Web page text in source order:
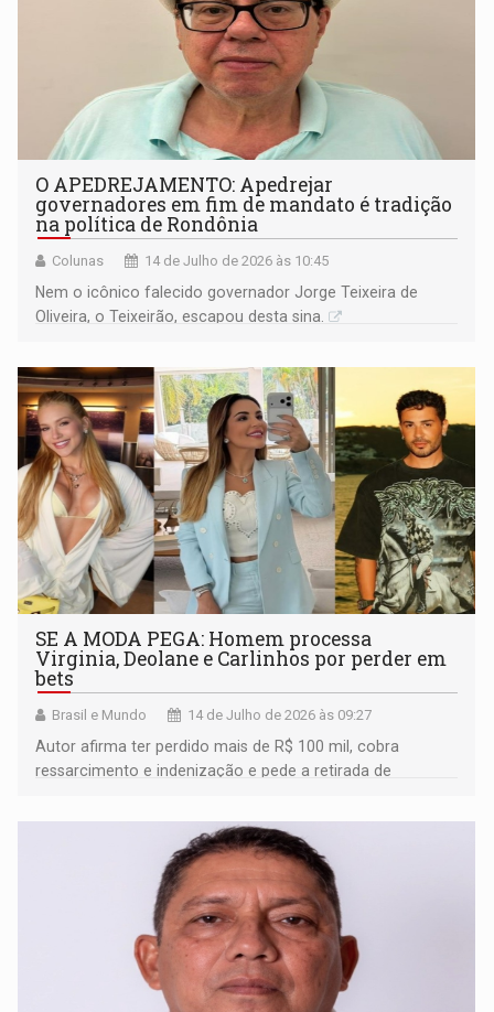
O APEDREJAMENTO: Apedrejar
governadores em fim de mandato é tradição
na política de Rondônia
Colunas 14 de Julho de 2026 às 10:45
Nem o icônico falecido governador Jorge Teixeira de
Oliveira, o Teixeirão, escapou desta sina.
SE A MODA PEGA: Homem processa
Virginia, Deolane e Carlinhos por perder em
bets
Brasil e Mundo 14 de Julho de 2026 às 09:27
Autor afirma ter perdido mais de R$ 100 mil, cobra
ressarcimento e indenização e pede a retirada de